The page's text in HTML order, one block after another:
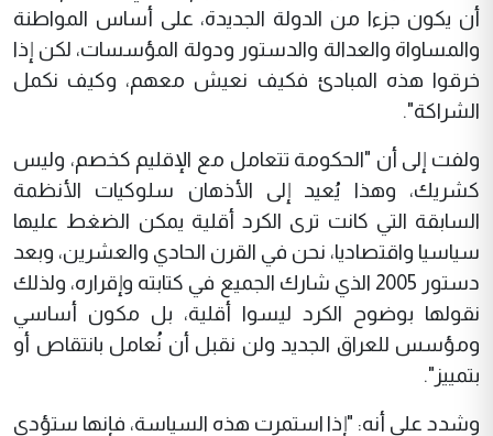
أن يكون جزءا من الدولة الجديدة، على أساس المواطنة
والمساواة والعدالة والدستور ودولة المؤسسات، لكن إذا
خرقوا هذه المبادئ فكيف نعيش معهم، وكيف نكمل
الشراكة".
ولفت إلى أن "الحكومة تتعامل مع الإقليم كخصم، وليس
كشريك، وهذا يُعيد إلى الأذهان سلوكيات الأنظمة
السابقة التي كانت ترى الكرد أقلية يمكن الضغط عليها
سياسيا واقتصاديا، نحن في القرن الحادي والعشرين، وبعد
دستور 2005 الذي شارك الجميع في كتابته وإقراره، ولذلك
نقولها بوضوح الكرد ليسوا أقلية، بل مكون أساسي
ومؤسس للعراق الجديد ولن نقبل أن نُعامل بانتقاص أو
بتمييز".
وشدد على أنه: "إذا استمرت هذه السياسة، فإنها ستؤدي